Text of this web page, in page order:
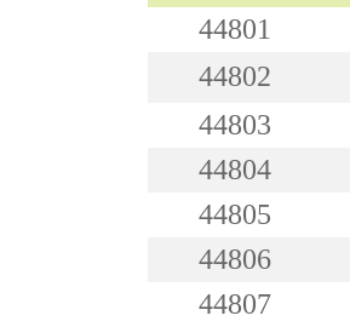
44801
44802
44803
44804
44805
44806
44807